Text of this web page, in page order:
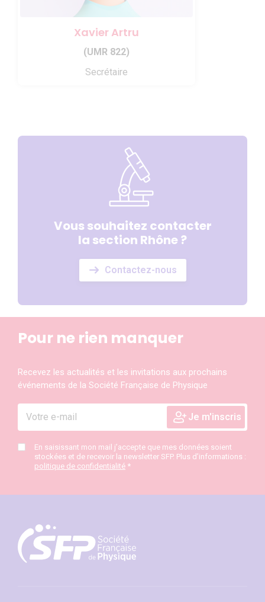
Xavier Artru
(UMR 822)
Secrétaire
Vous souhaitez contacter
la section Rhône ?
Contactez-nous
Pour ne rien manquer
Recevez les actualités et les invitations aux prochains
événements de la Société Française de Physique
En saisissant mon mail j’accepte que mes données soient
stockées et de recevoir la newsletter SFP. Plus d’informations :
politique de confidentialité *